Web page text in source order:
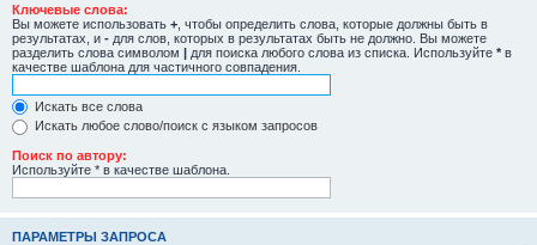
Ключевые слова:
Вы можете использовать + , чтобы определить слова, которые должны быть в
результатах, и - для слов, которых в результатах быть не должно. Вы можете
разделить слова символом | для поиска любого слова из списка. Используйте * в
качестве шаблона для частичного совпадения.
Искать все слова
Искать любое слово/поиск с языком запросов
Поиск по автору:
Используйте * в качестве шаблона.
ПАРАМЕТРЫ ЗАПРОСА